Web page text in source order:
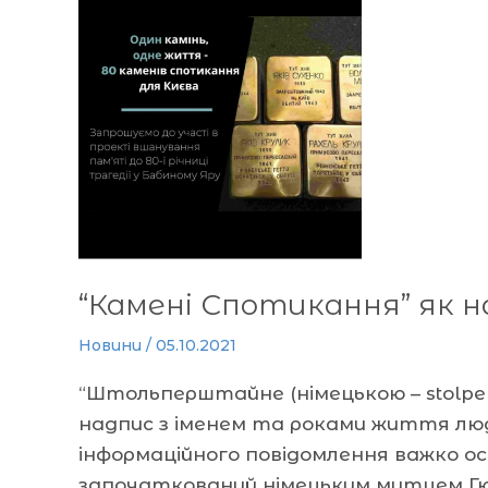
“Камені Спотикання” як
Новини / 05.10.2021
“Штольперштайне (німецькою –
надпис з іменем та роками життя
інформаційного повідомлення важко
нагадування
про
“Ніколи
знову”